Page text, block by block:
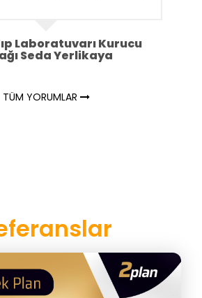
sahiplenmeleridir.
Laboratuvarı Kurucu
Seda Yerlikaya
TÜM YORUMLAR